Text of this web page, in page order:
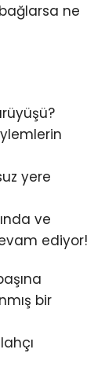
ne
yere
ve
ediyor!
bir